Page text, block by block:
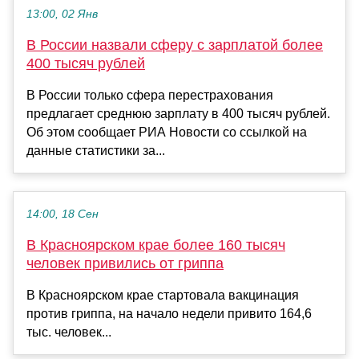
13:00, 02 Янв
В России назвали сферу с зарплатой более
400 тысяч рублей
В России только сфера перестрахования
предлагает среднюю зарплату в 400 тысяч рублей.
Об этом сообщает РИА Новости со ссылкой на
данные статистики за...
14:00, 18 Сен
В Красноярском крае более 160 тысяч
человек привились от гриппа
В Красноярском крае стартовала вакцинация
против гриппа, на начало недели привито 164,6
тыс. человек...